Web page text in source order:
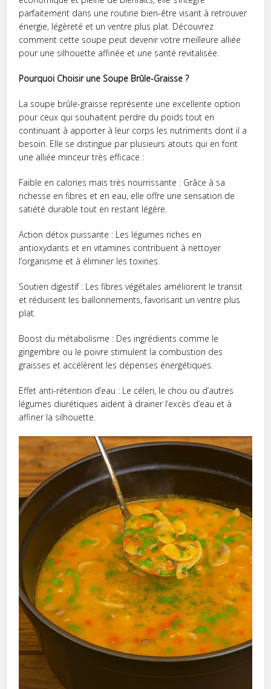
parfaitement dans une routine bien-être visant à retrouver
énergie, légèreté et un ventre plus plat. Découvrez
comment cette soupe peut devenir votre meilleure alliée
pour une silhouette affinée et une santé revitalisée.
Pourquoi Choisir une Soupe Brûle-Graisse ?
La soupe brûle-graisse représente une excellente option
pour ceux qui souhaitent perdre du poids tout en
continuant à apporter à leur corps les nutriments dont il a
besoin. Elle se distingue par plusieurs atouts qui en font
une alliée minceur très efficace :
Faible en calories mais très nourrissante : Grâce à sa
richesse en fibres et en eau, elle offre une sensation de
satiété durable tout en restant légère.
Action détox puissante : Les légumes riches en
antioxydants et en vitamines contribuent à nettoyer
l’organisme et à éliminer les toxines.
Soutien digestif : Les fibres végétales améliorent le transit
et réduisent les ballonnements, favorisant un ventre plus
plat.
Boost du métabolisme : Des ingrédients comme le
gingembre ou le poivre stimulent la combustion des
graisses et accélèrent les dépenses énergétiques.
Effet anti-rétention d’eau : Le céleri, le chou ou d’autres
légumes diurétiques aident à drainer l’excès d’eau et à
affiner la silhouette.